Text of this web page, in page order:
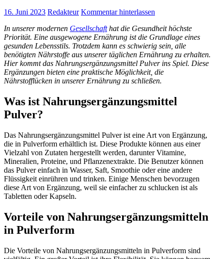
16. Juni 2023 Redakteur Kommentar hinterlassen
In unserer modernen Gesellschafthat die Gesundheit höchste
Priorität. Eine ausgewogene Ernährung ist die Grundlage eines
gesunden Lebensstils. Trotzdem kann es schwierig sein, alle
benötigten Nährstoffe aus unserer täglichen Ernährung zu erhalten.
Hier kommt das Nahrungsergänzungsmittel Pulver ins Spiel. Diese
Ergänzungen bieten eine praktische Möglichkeit, die
Nährstofflücken in unserer Ernährung zu schließen.
Was ist Nahrungsergänzungsmittel
Pulver?
Das Nahrungsergänzungsmittel Pulver ist eine Art von Ergänzung,
die in Pulverform erhältlich ist. Diese Produkte können aus einer
Vielzahl von Zutaten hergestellt werden, darunter Vitamine,
Mineralien, Proteine, und Pflanzenextrakte. Die Benutzer können
das Pulver einfach in Wasser, Saft, Smoothie oder eine andere
Flüssigkeit einrühren und trinken. Einige Menschen bevorzugen
diese Art von Ergänzung, weil sie einfacher zu schlucken ist als
Tabletten oder Kapseln.
Vorteile von Nahrungsergänzungsmitteln
in Pulverform
Die Vorteile von Nahrungsergänzungsmitteln in Pulverform sind